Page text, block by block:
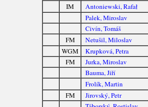
IM
Antoniewski, Rafał
Palek, Miroslav
Civín, Tomáš
FM
Netušil, Miloslav
WGM
Krupková, Petra
FM
Jurka, Miroslav
Bauma, Jiří
Frolík, Martin
FM
Jirovský, Petr